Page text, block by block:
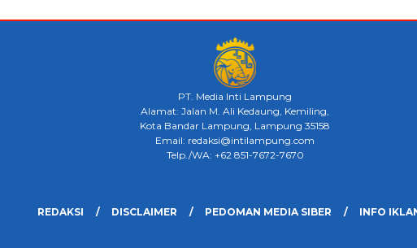
PT. Media Inti Lampung
Alamat: Jalan M. Ali Kedaung, Kemiling,
Kota Bandar Lampung, Lampung 35158
Email: redaksi@intilampung.com
Telp./WA: +62 851-7672-7670
REDAKSI DISCLAIMER PEDOMAN MEDIA SIBER INFO